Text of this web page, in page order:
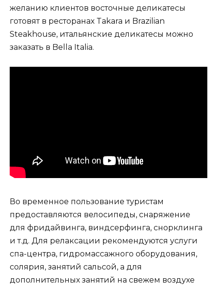
желанию клиентов восточные деликатесы
готовят в ресторанах Takara и Brazilian
Steakhouse, итальянские деликатесы можно
заказать в Bella Italia.
Во временное пользование туристам
предоставляются велосипеды, снаряжение
для фридайвинга, виндсерфинга, снорклинга
и т.д. Для релаксации рекомендуются услуги
спа-центра, гидромассажного оборудования,
солярия, занятий сальсой, а для
дополнительных занятий на свежем воздухе